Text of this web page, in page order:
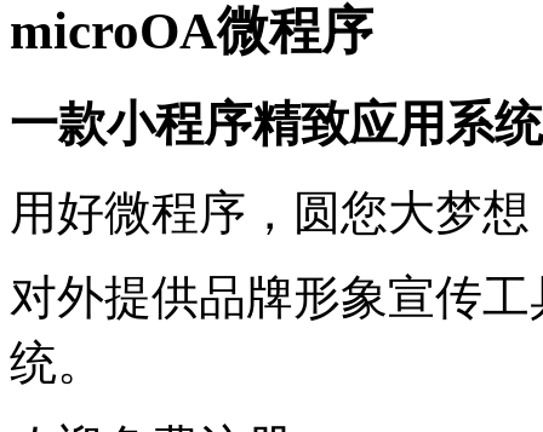
microOA微程序
一款小程序精致应用系统
用好微程序，圆您大梦想
对外提供品牌形象宣传
统。